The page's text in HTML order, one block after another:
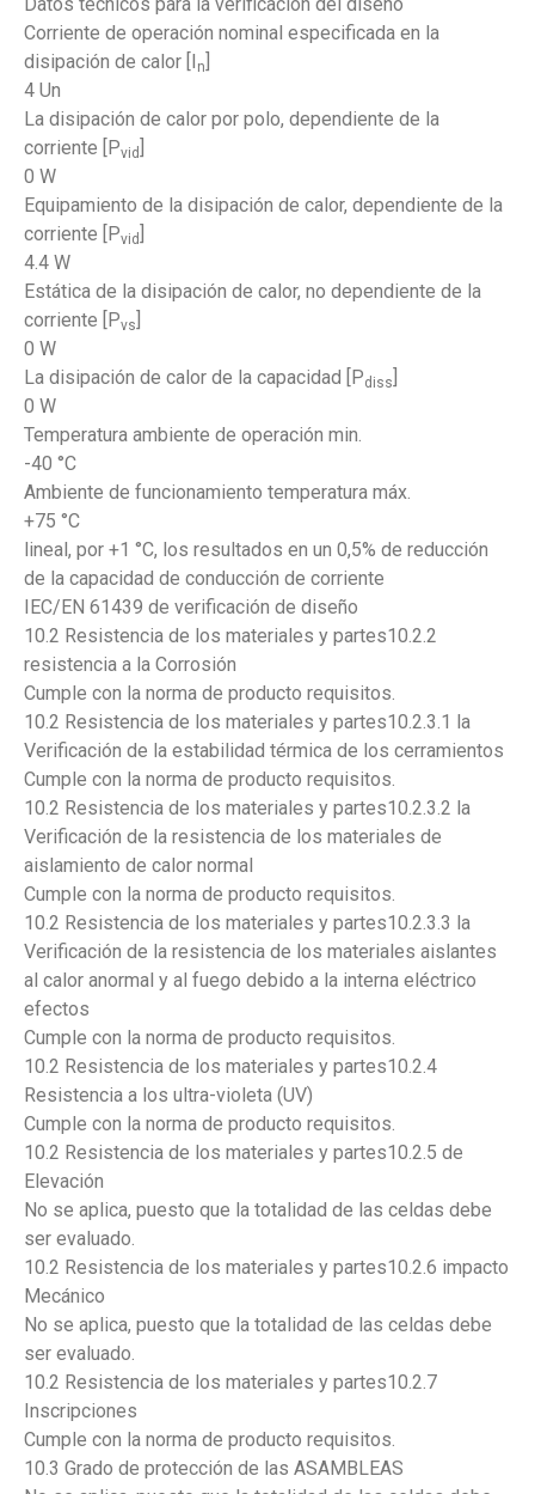
Corriente de operación nominal especificada en la
disipación de calor [I n
4 Un
La disipación de calor por polo, dependiente de la
corriente [Pvid
0 W
Equipamiento de la disipación de calor, dependiente de la
corriente [Pvid
4.4 W
Estática de la disipación de calor, no dependiente de la
corriente [Pvs
0 W
La disipación de calor de la capacidad [Pdiss
0 W
Temperatura ambiente de operación min.
-40 °C
Ambiente de funcionamiento temperatura máx.
+75 °C
lineal, por +1 °C, los resultados en un 0,5% de reducción
de la capacidad de conducción de corriente
IEC/EN 61439 de verificación de diseño
10.2 Resistencia de los materiales y partes10.2.2
resistencia a la Corrosión
Cumple con la norma de producto requisitos.
10.2 Resistencia de los materiales y partes10.2.3.1 la
Verificación de la estabilidad térmica de los cerramientos
Cumple con la norma de producto requisitos.
10.2 Resistencia de los materiales y partes10.2.3.2 la
Verificación de la resistencia de los materiales de
aislamiento de calor normal
Cumple con la norma de producto requisitos.
10.2 Resistencia de los materiales y partes10.2.3.3 la
Verificación de la resistencia de los materiales aislantes
al calor anormal y al fuego debido a la interna eléctrico
efectos
Cumple con la norma de producto requisitos.
10.2 Resistencia de los materiales y partes10.2.4
Resistencia a los ultra-violeta (UV)
Cumple con la norma de producto requisitos.
10.2 Resistencia de los materiales y partes10.2.5 de
Elevación
No se aplica, puesto que la totalidad de las celdas debe
ser evaluado.
10.2 Resistencia de los materiales y partes10.2.6 impacto
Mecánico
No se aplica, puesto que la totalidad de las celdas debe
ser evaluado.
10.2 Resistencia de los materiales y partes10.2.7
Inscripciones
Cumple con la norma de producto requisitos.
10.3 Grado de protección de las ASAMBLEAS